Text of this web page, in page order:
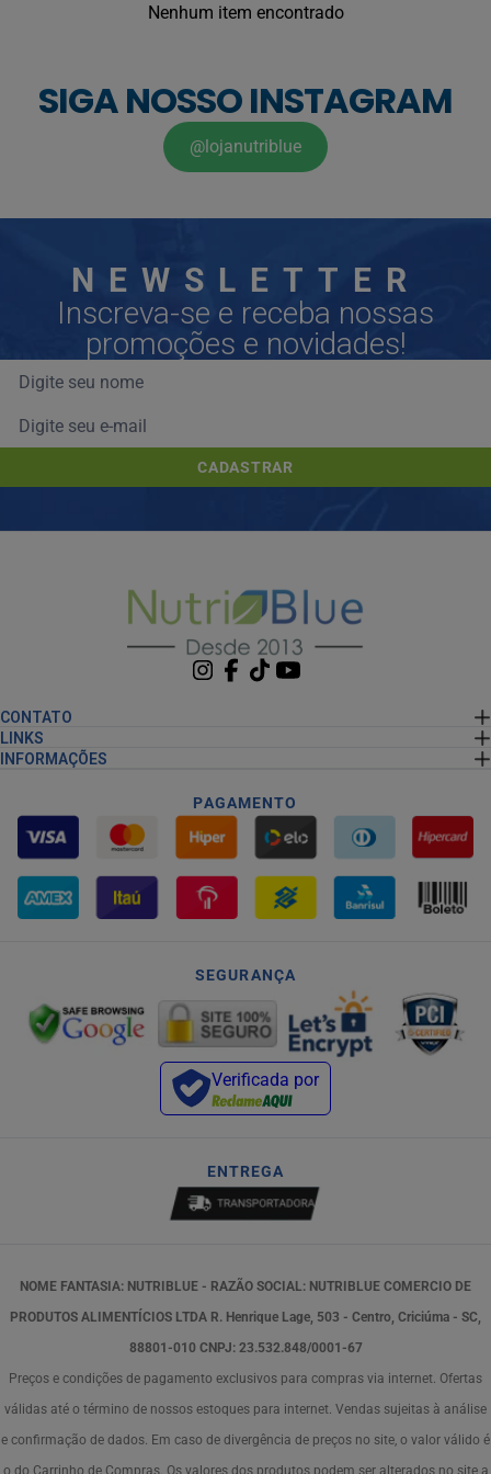
Nenhum item encontrado
SIGA NOSSO INSTAGRAM
@lojanutriblue
NEWSLETTER
Inscreva-se e receba nossas
promoções e novidades!
CADASTRAR
CONTATO
LINKS
INFORMAÇÕES
PAGAMENTO
SEGURANÇA
Verificada por
ENTREGA
NOME FANTASIA: NUTRIBLUE - RAZÃO SOCIAL: NUTRIBLUE COMERCIO DE
PRODUTOS ALIMENTÍCIOS LTDA R. Henrique Lage, 503 - Centro, Criciúma - SC,
88801-010 CNPJ: 23.532.848/0001-67
Preços e condições de pagamento exclusivos para compras via internet. Ofertas
válidas até o término de nossos estoques para internet. Vendas sujeitas à análise
e confirmação de dados. Em caso de divergência de preços no site, o valor válido é
o do Carrinho de Compras. Os valores dos produtos podem ser alterados no site a